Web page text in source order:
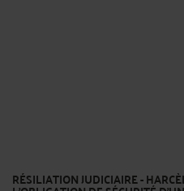
RÉSILIATION JUDICIAIRE -